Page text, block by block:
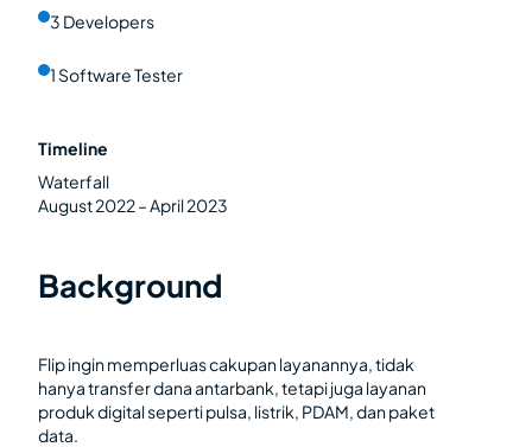
3 Developers
1 Software Tester
Timeline
Waterfall
August 2022 – April 2023
Background
Flip ingin memperluas cakupan layanannya, tidak
hanya transfer dana antarbank, tetapi juga layanan
produk digital seperti pulsa, listrik, PDAM, dan paket
data.